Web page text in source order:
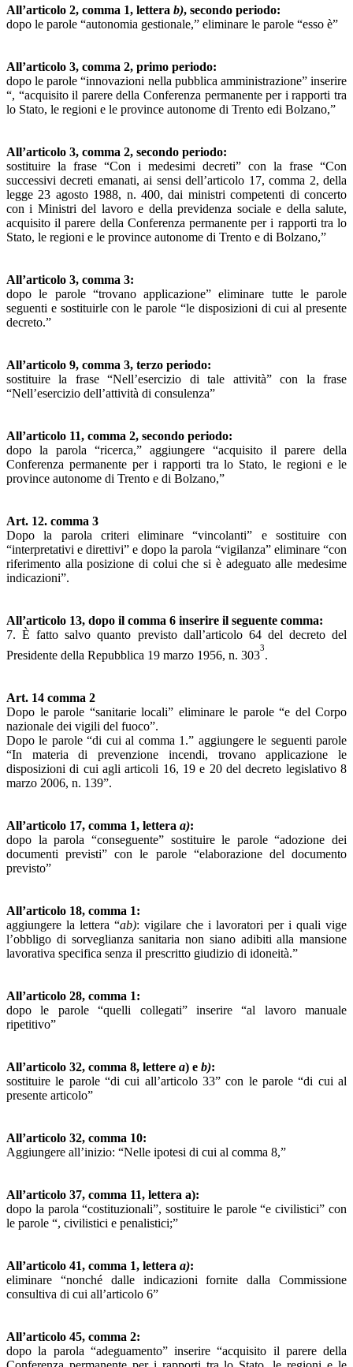
All’articolo 2, comma 1, lettera b), secondo periodo:
dopo le parole “autonomia gestionale,” eliminare le parole “esso è”
All’articolo 3, comma 2, primo periodo:
dopo le parole “innovazioni nella pubblica amministrazione” inserire
“, “acquisito il parere della Conferenza permanente per i rapporti tra
lo Stato, le regioni e le province autonome di Trento edi Bolzano,”
All’articolo 3, comma 2, secondo periodo:
sostituire la frase “Con i medesimi decreti” con la frase “Con
successivi decreti emanati, ai sensi dell’articolo 17, comma 2, della
legge 23 agosto 1988, n. 400, dai ministri competenti di concerto
con i Ministri del lavoro e della previdenza sociale e della salute,
acquisito il parere della Conferenza permanente per i rapporti tra lo
Stato, le regioni e le province autonome di Trento e di Bolzano,”
All’articolo 3, comma 3:
dopo le parole “trovano applicazione” eliminare tutte le parole
seguenti e sostituirle con le parole “le disposizioni di cui al presente
decreto.”
All’articolo 9, comma 3, terzo periodo:
sostituire la frase “Nell’esercizio di tale attività” con la frase
“Nell’esercizio dell’attività di consulenza”
All’articolo 11, comma 2, secondo periodo:
dopo la parola “ricerca,” aggiungere “acquisito il parere della
Conferenza permanente per i rapporti tra lo Stato, le regioni e le
province autonome di Trento e di Bolzano,”
Art. 12. comma 3
Dopo la parola criteri eliminare “vincolanti” e sostituire con
“interpretativi e direttivi” e dopo la parola “vigilanza” eliminare “con
riferimento alla posizione di colui che si è adeguato alle medesime
indicazioni”.
All’articolo 13, dopo il comma 6 inserire il seguente comma:
7. È fatto salvo quanto previsto dall’articolo 64 del decreto del
Presidente della Repubblica 19 marzo 1956, n. 303
3
.
Art. 14 comma 2
Dopo le parole “sanitarie locali” eliminare le parole “e del Corpo
nazionale dei vigili del fuoco”.
Dopo le parole “di cui al comma 1.” aggiungere le seguenti parole
“In materia di prevenzione incendi, trovano applicazione le
disposizioni di cui agli articoli 16, 19 e 20 del decreto legislativo 8
marzo 2006, n. 139”.
All’articolo 17, comma 1, lettera a):
dopo la parola “conseguente” sostituire le parole “adozione dei
documenti previsti” con le parole “elaborazione del documento
previsto”
All’articolo 18, comma 1:
aggiungere la lettera “ab): vigilare che i lavoratori per i quali vige
l’obbligo di sorveglianza sanitaria non siano adibiti alla mansione
lavorativa specifica senza il prescritto giudizio di idoneità.”
All’articolo 28, comma 1:
dopo le parole “quelli collegati” inserire “al lavoro manuale
ripetitivo”
All’articolo 32, comma 8, lettere a) e b):
sostituire le parole “di cui all’articolo 33” con le parole “di cui al
presente articolo”
All’articolo 32, comma 10:
Aggiungere all’inizio: “Nelle ipotesi di cui al comma 8,”
All’articolo 37, comma 11, lettera a):
dopo la parola “costituzionali”, sostituire le parole “e civilistici” con
le parole “, civilistici e penalistici;”
All’articolo 41, comma 1, lettera a):
eliminare “nonché dalle indicazioni fornite dalla Commissione
consultiva di cui all’articolo 6”
All’articolo 45, comma 2:
dopo la parola “adeguamento” inserire “acquisito il parere della